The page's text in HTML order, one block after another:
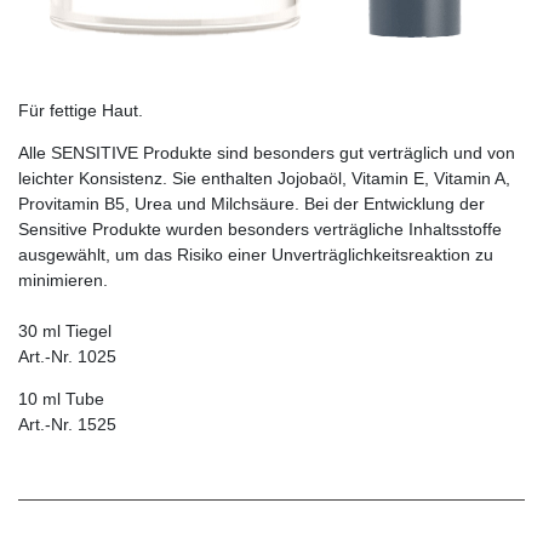
Für fettige Haut.
Alle SENSITIVE Produkte sind besonders gut verträglich und von
leichter Konsistenz. Sie enthalten Jojobaöl, Vitamin E, Vitamin A,
Provitamin B5, Urea und Milchsäure. Bei der Entwicklung der
Sensitive Pro­dukte wurden besonders verträgliche Inhaltsstoffe
ausgewählt, um das Risiko einer Unverträglichkeitsreaktion zu
minimieren.
30 ml Tiegel
Art.-Nr. 1025
10 ml Tube
Art.-Nr. 1525